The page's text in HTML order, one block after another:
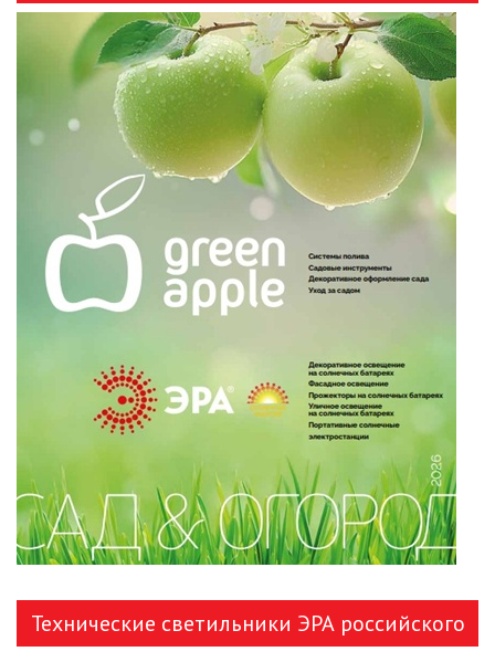
ИНФРАКРАСНЫЕ ЛАМПЫ
ИСТОЧНИКИ СВЕТА
КАБЕЛЕНЕСУЩИЕ СИСТЕМЫ
КЛЕЙКИЕ ЛЕНТЫ
ЛЕНТЫ СВЕТОДИОДНЫЕ (LED
ЛЕНТЫ)
ЛИНЕЙНЫЕ СВЕТОДИОДНЫЕ
СВЕТИЛЬНИКИ
ЛЮСТРЫ
МОДУЛЬНЫЕ СИСТЕМЫ
ОСВЕЩЕНИЯ (LED МОДУЛИ)
НАСТОЛЬНЫЕ СВЕТИЛЬНИКИ
и ЭРА!
Технические светильники ЭРА российского